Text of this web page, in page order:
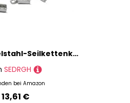
30 Stück Edelstahl-Seilkettenkordeln, Quetschperlen-Endkappen, passend für 1/2/3/4,0 mm Schmuckherstellung, DIY-Armband, Halskette, Verbinder, Stil 02
SEDRGH
bei Amazon
13,61 €